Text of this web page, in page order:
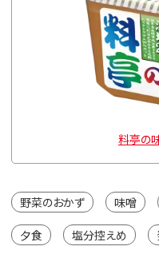
料亭の
野菜のおかず 味噌
夕食 塩分控えめ